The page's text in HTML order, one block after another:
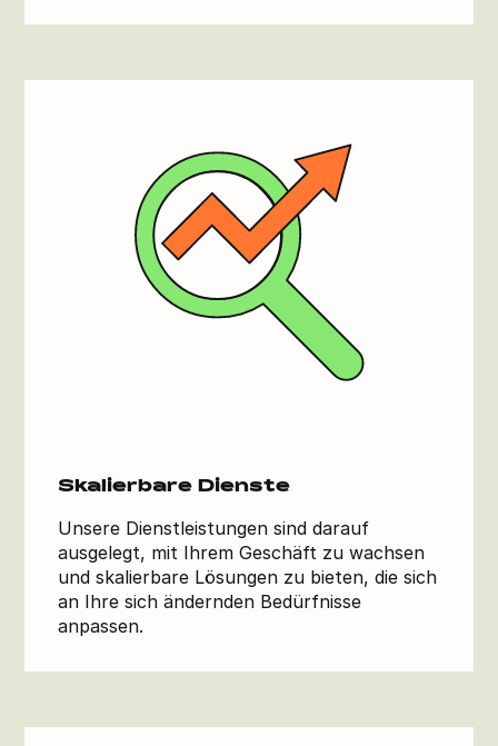
Skalierbare Dienste
Unsere Dienstleistungen sind darauf
ausgelegt, mit Ihrem Geschäft zu wachsen
und skalierbare Lösungen zu bieten, die sich
an Ihre sich ändernden Bedürfnisse
anpassen.